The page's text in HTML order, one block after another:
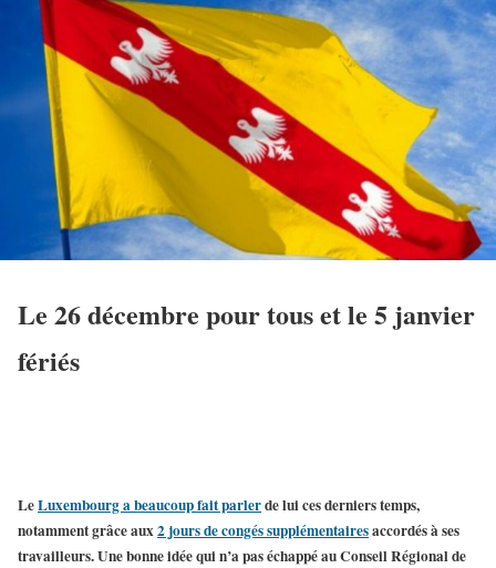
Le 26 décembre pour tous et le 5 janvier
fériés
LeLuxembourg a beaucoup fait parlerde lui ces derniers temps,
notamment grâce aux2 jours de congés supplémentairesaccordés à ses
travailleurs. Une bonne idée qui n’a pas échappé au Conseil Régional de